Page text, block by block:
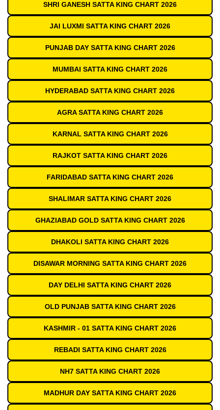
SHRI GANESH SATTA KING CHART 2026
JAI LUXMI SATTA KING CHART 2026
PUNJAB DAY SATTA KING CHART 2026
MUMBAI SATTA KING CHART 2026
HYDERABAD SATTA KING CHART 2026
AGRA SATTA KING CHART 2026
KARNAL SATTA KING CHART 2026
RAJKOT SATTA KING CHART 2026
FARIDABAD SATTA KING CHART 2026
SHALIMAR SATTA KING CHART 2026
GHAZIABAD GOLD SATTA KING CHART 2026
DHAKOLI SATTA KING CHART 2026
DISAWAR MORNING SATTA KING CHART 2026
DAY DELHI SATTA KING CHART 2026
OLD PUNJAB SATTA KING CHART 2026
KASHMIR - 01 SATTA KING CHART 2026
REBADI SATTA KING CHART 2026
NH7 SATTA KING CHART 2026
MADHUR DAY SATTA KING CHART 2026